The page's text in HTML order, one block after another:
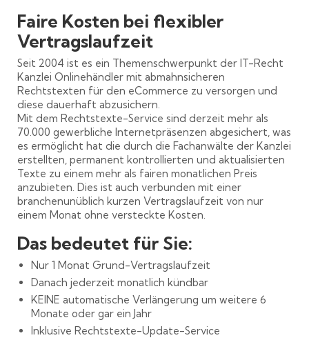
Faire Kosten bei flexibler
Vertragslaufzeit
Seit 2004 ist es ein Themenschwerpunkt der IT-Recht
Kanzlei Onlinehändler mit abmahnsicheren
Rechtstexten für den eCommerce zu versorgen und
diese dauerhaft abzusichern.
Mit dem Rechtstexte-Service sind derzeit mehr als
70.000 gewerbliche Internetpräsenzen abgesichert, was
es ermöglicht hat die durch die Fachanwälte der Kanzlei
erstellten, permanent kontrollierten und aktualisierten
Texte zu einem mehr als fairen monatlichen Preis
anzubieten. Dies ist auch verbunden mit einer
branchenunüblich kurzen Vertragslaufzeit von nur
einem Monat ohne versteckte Kosten.
Das bedeutet für Sie:
Nur 1 Monat Grund-Vertragslaufzeit
Danach jederzeit monatlich kündbar
KEINE automatische Verlängerung um weitere 6
Monate oder gar ein Jahr
Inklusive Rechtstexte-Update-Service